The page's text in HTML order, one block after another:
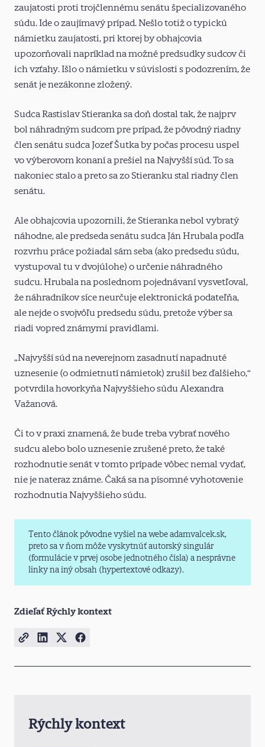
zaujatosti proti trojčlennému senátu špecializovaného
súdu. Ide o zaujímavý prípad. Nešlo totiž o typickú
námietku zaujatosti, pri ktorej by obhajcovia
upozorňovali napríklad na možné predsudky sudcov či
ich vzťahy. Išlo o námietku v súvislosti s podozrením, že
senát je nezákonne zložený.
Sudca Rastislav Stieranka sa doň dostal tak, že najprv
bol náhradným sudcom pre prípad, že pôvodný riadny
člen senátu sudca Jozef Šutka by počas procesu uspel
vo výberovom konaní a prešiel na Najvyšší súd. To sa
nakoniec stalo a preto sa zo Stieranku stal riadny člen
senátu.
Ale obhajcovia upozornili, že Stieranka nebol vybratý
náhodne, ale predseda senátu sudca Ján Hrubala podľa
rozvrhu práce požiadal sám seba (ako predsedu súdu,
vystupoval tu v dvojúlohe) o určenie náhradného
sudcu. Hrubala na poslednom pojednávaní vysvetľoval,
že náhradníkov síce neurčuje elektronická podateľňa,
ale nejde o svojvôľu predsedu súdu, pretože výber sa
riadi vopred známymi pravidlami.
„Najvyšší súd na neverejnom zasadnutí napadnuté
uznesenie (o odmietnutí námietok) zrušil bez ďalšieho,“
potvrdila hovorkyňa Najvyššieho súdu Alexandra
Važanová.
Či to v praxi znamená, že bude treba vybrať nového
sudcu alebo bolo uznesenie zrušené preto, že také
rozhodnutie senát v tomto prípade vôbec nemal vydať,
nie je nateraz známe. Čaká sa na písomné vyhotovenie
rozhodnutia Najvyššieho súdu.
Tento článok pôvodne vyšiel na webe adamvalcek.sk,
preto sa v ňom môže vyskytnúť autorský singulár
(formulácie v prvej osobe jednotného čísla) a nesprávne
linky na iný obsah (hypertextové odkazy).
Zdieľať Rýchly kontext
Rýchly kontext